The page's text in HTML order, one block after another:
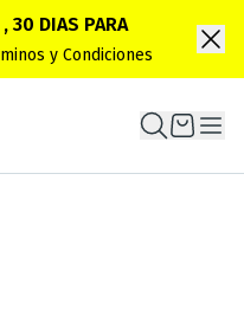
30 DIAS PARA
y Condiciones